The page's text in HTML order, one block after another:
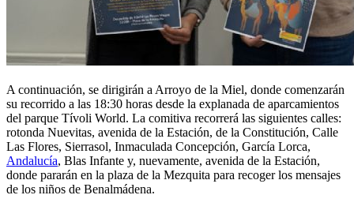
A continuación, se dirigirán a Arroyo de la Miel, donde comenzarán
su recorrido a las 18:30 horas desde la explanada de aparcamientos
del parque Tívoli World. La comitiva recorrerá las siguientes calles:
rotonda Nuevitas, avenida de la Estación, de la Constitución, Calle
Las Flores, Sierrasol, Inmaculada Concepción, García Lorca,
Andalucía, Blas Infante y, nuevamente, avenida de la Estación,
donde pararán en la plaza de la Mezquita para recoger los mensajes
de los niños de Benalmádena.